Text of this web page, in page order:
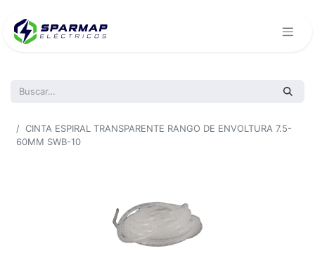
CINTA ESPIRAL TRANSPARENTE RANGO DE ENVOLTURA 7.5-
60MM SWB-10